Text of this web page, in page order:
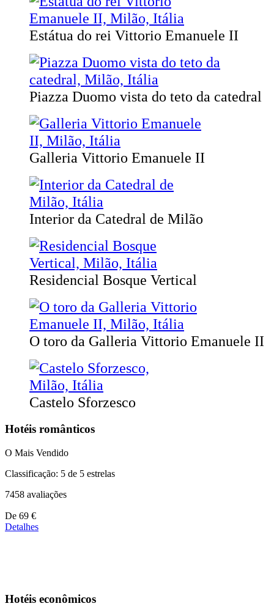
Estátua do rei Vittorio Emanuele II
Piazza Duomo vista do teto da catedral
Galleria Vittorio Emanuele II
Interior da Catedral de Milão
Residencial Bosque Vertical
O toro da Galleria Vittorio Emanuele II
Castelo Sforzesco
Hotéis românticos
O Mais Vendido
Classificação: 5 de 5 estrelas
7458 avaliações
Preços
a
De 69 €
Detalhes
Hotéis econômicos